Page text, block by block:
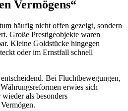
Vermögens“
häufig nicht offen gezeigt, sondern
Große Prestigeobjekte waren
Kleine Goldstücke hingegen
oder im Ernstfall schnell
Bei Fluchtbewegungen,
erwies sich
als besonders